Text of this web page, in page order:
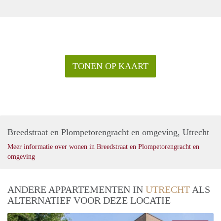
TONEN OP KAART
Breedstraat en Plompetorengracht en omgeving, Utrecht
Meer informatie over wonen in Breedstraat en Plompetorengracht en
omgeving
ANDERE APPARTEMENTEN IN UTRECHT ALS
ALTERNATIEF VOOR DEZE LOCATIE